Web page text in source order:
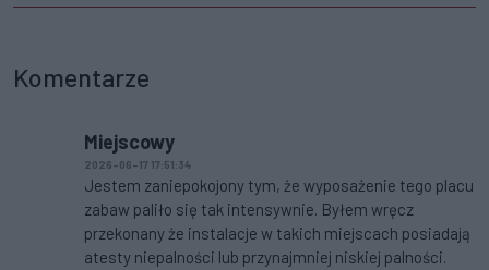
Komentarze
Miejscowy
2026-06-17 17:51:34
Jestem zaniepokojony tym, że wyposażenie tego placu
zabaw paliło się tak intensywnie. Byłem wręcz
przekonany że instalacje w takich miejscach posiadają
atesty niepalności lub przynajmniej niskiej palności.